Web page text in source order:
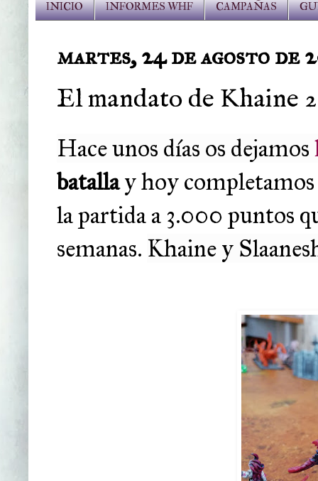
INICIO INFORMES WHF CAMPAÑAS
martes, 24 de agosto de
El mandato de Khaine
Hace unos días os dejamos
batallay hoy
la partida a 3.000 puntos
semanas. Khaine y